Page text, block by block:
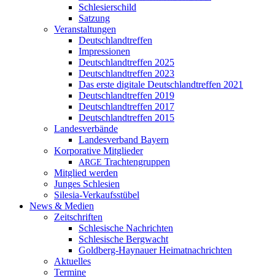
Schlesierschild
Satzung
Veranstaltungen
Deutschlandtreffen
Impressionen
Deutschlandtreffen 2025
Deutschlandtreffen 2023
Das erste digitale Deutschlandtreffen 2021
Deutschlandtreffen 2019
Deutschlandtreffen 2017
Deutschlandtreffen 2015
Landesverbände
Landesverband Bayern
Korporative Mitglieder
ARGE Trachtengruppen
Mitglied werden
Junges Schlesien
Silesia-Verkaufsstübel
News & Medien
Zeitschriften
Schlesische Nachrichten
Schlesische Bergwacht
Goldberg-Haynauer Heimatnachrichten
Aktuelles
Termine